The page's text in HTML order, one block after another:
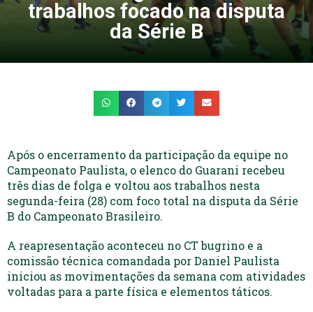
trabalhos focado na disputa
da Série B
Após o encerramento da participação da equipe no
Campeonato Paulista, o elenco do Guarani recebeu
três dias de folga e voltou aos trabalhos nesta
segunda-feira (28) com foco total na disputa da Série
B do Campeonato Brasileiro.
A reapresentação aconteceu no CT bugrino e a
comissão técnica comandada por Daniel Paulista
iniciou as movimentações da semana com atividades
voltadas para a parte física e elementos táticos.